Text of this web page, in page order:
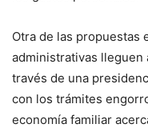
Otra de las propuestas
administrativas lleguen
través de una
con los trámites
economía familiar